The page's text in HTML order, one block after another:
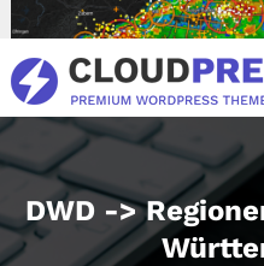
Inhalt
springen
DWD ->